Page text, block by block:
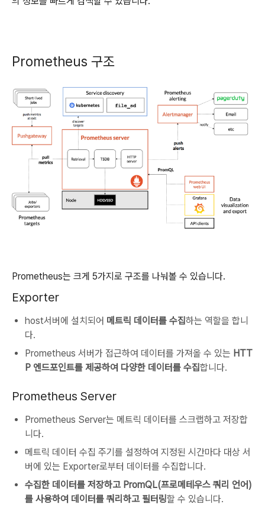
Prometheus 구조
Prometheus는 크게 5가지로 구조를 나눠볼 수 있습니다.
Exporter
host서버에 설치되어 메트릭 데이터를 수집하는 역할을 합니
다.
Prometheus 서버가 접근하여 데이터를 가져올 수 있는 HTT
P 엔드포인트를 제공하여 다양한 데이터를 수집합니다.
Prometheus Server
Prometheus Server는 메트릭 데이터를 스크랩하고 저장합
니다.
메트릭 데이터 수집 주기를 설정하여 지정된 시간마다 대상 서
버에 있는 Exporter로부터 데이터를 수집합니다.
수집한 데이터를 저장하고 PromQL(프로메테우스 쿼리 언어)
를 사용하여 데이터를 쿼리하고 필터링할 수 있습니다.